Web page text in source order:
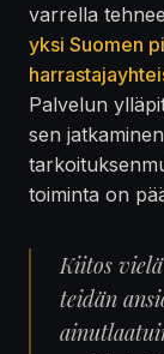
varrella
yksi Suomen
Palvelun
sen
toiminta on
Kiitos
teidän